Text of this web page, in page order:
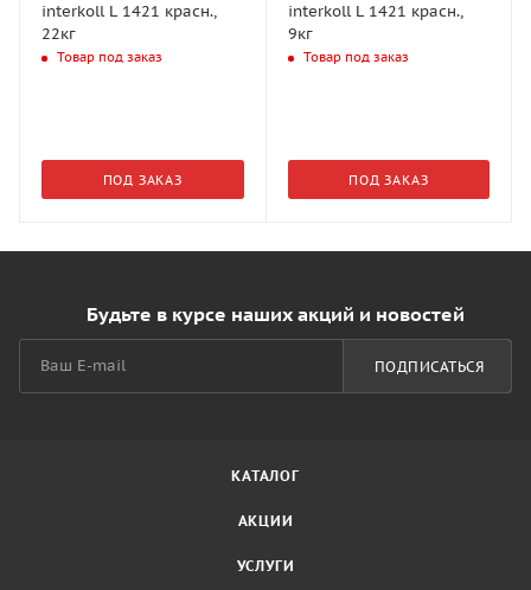
interkoll L 1421 красн.,
22кг
Товар под заказ
ПОД ЗАКАЗ
interkoll L 1421 красн.,
9кг
Товар под заказ
ПОД ЗАКАЗ
Будьте в курсе наших акций и новостей
ПОДПИСАТЬСЯ
КАТАЛОГ
АКЦИИ
УСЛУГИ